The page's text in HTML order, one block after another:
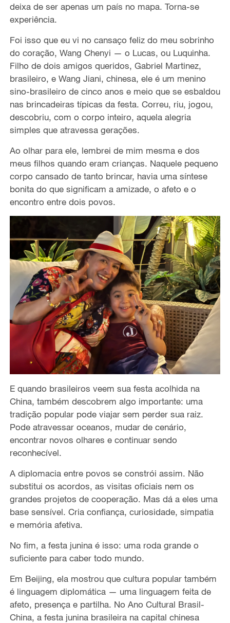
deixa de ser apenas um país no mapa. Torna-se
experiência.
Foi isso que eu vi no cansaço feliz do meu sobrinho
do coração, Wang Chenyi — o Lucas, ou Luquinha.
Filho de dois amigos queridos, Gabriel Martinez,
brasileiro, e Wang Jiani, chinesa, ele é um menino
sino-brasileiro de cinco anos e meio que se esbaldou
nas brincadeiras típicas da festa. Correu, riu, jogou,
descobriu, com o corpo inteiro, aquela alegria
simples que atravessa gerações.
Ao olhar para ele, lembrei de mim mesma e dos
meus filhos quando eram crianças. Naquele pequeno
corpo cansado de tanto brincar, havia uma síntese
bonita do que significam a amizade, o afeto e o
encontro entre dois povos.
E quando brasileiros veem sua festa acolhida na
China, também descobrem algo importante: uma
tradição popular pode viajar sem perder sua raiz.
Pode atravessar oceanos, mudar de cenário,
encontrar novos olhares e continuar sendo
reconhecível.
A diplomacia entre povos se constrói assim. Não
substitui os acordos, as visitas oficiais nem os
grandes projetos de cooperação. Mas dá a eles uma
base sensível. Cria confiança, curiosidade, simpatia
e memória afetiva.
No fim, a festa junina é isso: uma roda grande o
suficiente para caber todo mundo.
Em Beijing, ela mostrou que cultura popular também
é linguagem diplomática — uma linguagem feita de
afeto, presença e partilha. No Ano Cultural Brasil-
China, a festa junina brasileira na capital chinesa